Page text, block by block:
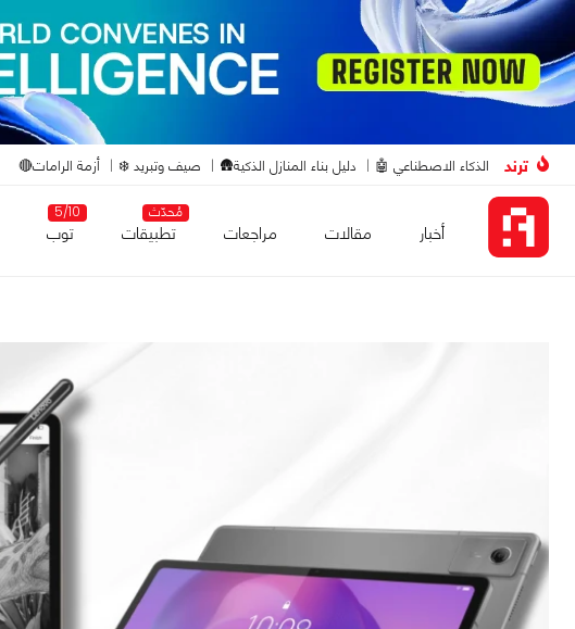
ترند الذكاء الاصطناعي 🤖 دليل بناء المنازل الذكية🛖 صيف وتبريد ❄️ أزمة الرامات🔴
أخبار مقالات مراجعات
مُحدّث
تطبيقات
5/10
توب